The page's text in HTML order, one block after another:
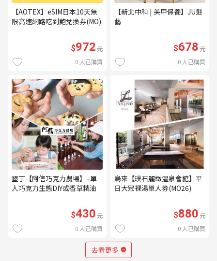
【AOTEX】eSIM日本10天無
限高速網路吃到飽兌換券(MO)
$972元
0 人已購買
【新北中和 | 美甲保養】JU髮
藝
$678元
0 人已購買
墾丁【阿信巧克力農場】–單
人巧克力生態DIY或香草精油
$430元
0 人已購買
烏來【璞石麗緻溫泉會館】平
日大眾裸湯單人券(MO26)
$880元
0 人已購買
去看更多